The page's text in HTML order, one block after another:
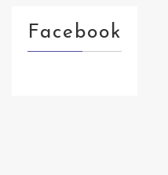
Facebook